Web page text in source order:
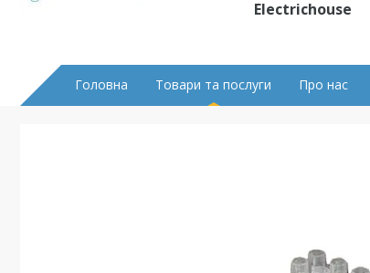
Electrichouse
Головна Товари та послуги Про нас